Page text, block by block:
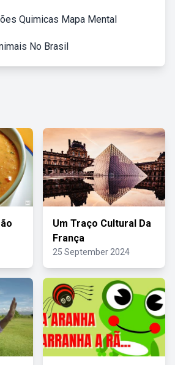
Quimicas Mapa Mental
No Brasil
Um Traço Cultural Da
França
25 September 2024